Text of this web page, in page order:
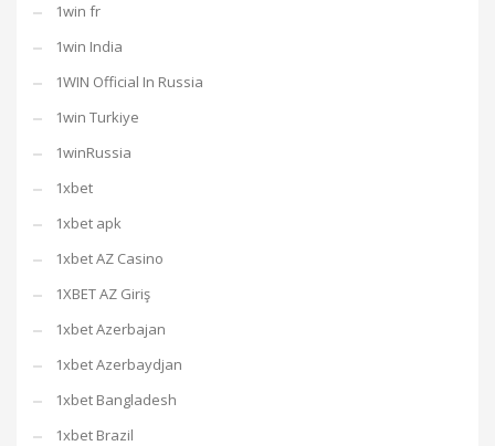
1win fr
1win India
1WIN Official In Russia
1win Turkiye
1winRussia
1xbet
1xbet apk
1xbet AZ Casino
1XBET AZ Giriş
1xbet Azerbajan
1xbet Azerbaydjan
1xbet Bangladesh
1xbet Brazil